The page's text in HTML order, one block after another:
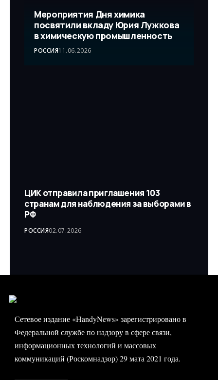
Мероприятия Дня химика
посвятили вкладу Юрия Лужкова
в химическую промышленность
РОССИЯ11.06.2026
ЦИК отправила приглашения 103
странам для наблюдения за выборами в
РФ
РОССИЯ02.07.2026
Сетевое издание «HandyNews» зарегистрировано в
Федеральной службе по надзору в сфере связи,
информационных технологий и массовых
коммуникаций (Роскомнадзор) 29 мата 2021 года.